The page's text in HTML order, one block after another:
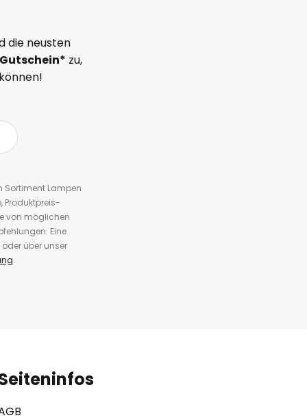
die neusten
zu,
Sortiment Lampen
Produktpreis-
von möglichen
Eine
über unser
.